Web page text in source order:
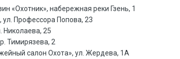
«Охотник», набережная реки Гзень, 1
ул. Профессора Попова, 23
Николаева, 25
Тимирязева, 2
салон Охота», ул. Жердева, 1А